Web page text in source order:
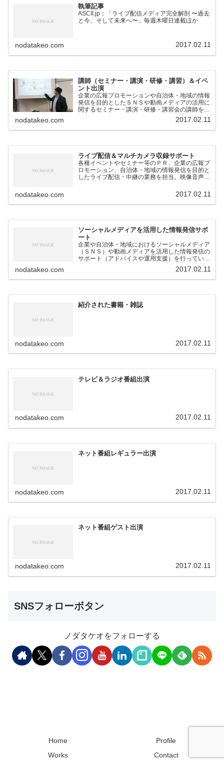
執筆記事
ASCII.jp：「ライブ配信メディア完全解剖 〜過去
と今、そして未来へ〜」毎週木曜日連載ほか
nodatakeo.com 2017.02.11
講師（セミナー・講演・研修・講習）＆イベ
ント出演
企業の広報プロモーションや自治体・地域の情報
発信を目的としたＳＮＳや動画メディアの活用に
関するセミナー・講演・研修・講習会の講師を担
nodatakeo.com 2017.02.11
ライブ配信＆マルチカメラ収録サポート
各種イベントやセミナー等のＰＲ、企業の広報プ
ロモーション、自治体・地域の情報発信を目的と
したライブ配信・中継の業務を担当。映像音声の
nodatakeo.com 2017.02.11
ソーシャルメディアを活用した情報発信サポ
ート
企業や自治体・地域におけるソーシャルメディア
（ＳＮＳ）や動画メディアを活用した情報発信の
サポート（アドバイスや運用支援）を行っていま
nodatakeo.com 2017.02.11
紹介された書籍・雑誌
nodatakeo.com 2017.02.11
テレビ＆ラジオ番組出演
nodatakeo.com 2017.02.11
ネット番組レギュラー出演
nodatakeo.com 2017.02.11
ネット番組ゲスト出演
nodatakeo.com 2017.02.11
SNSフォローボタン
ノダタケオをフォローする
Home
Profile
Works
Contact